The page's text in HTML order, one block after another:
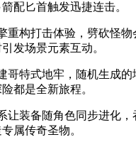
配匕首触发迅捷连击。
重构打击体验，劈砍怪物
发场景元素互动。
哥特式地牢，随机生成
都是全新旅程。
让装备随角色同步进化
属传奇圣物。